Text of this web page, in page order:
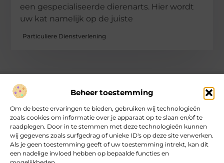
Beheer toestemming
Om de beste ervaringen te bieden, gebruiken wij technologieën
zoals cookies om informatie over je apparaat op te slaan en/of te
raadplegen. Door in te stemmen met deze technologieën kunnen
wij gegevens zoals surfgedrag of unieke ID's op deze site verwerken.
Als je geen toestemming geeft of uw toestemming intrekt, kan dit
een nadelige invloed hebben op bepaalde functies en
een gespecialiseerde dierenarts. Hier wordt
uw kat namelijk op de juiste
Particuliere Dienstverlening
Over heartcoaching
Jouw gids voor inspiratie en tips uit het dagelijks leven.
Ontdek een brede verzameling blogs en artikelen die je helpen
om het meeste uit elke dag te halen, met praktische adviezen
en verrassende inzichten.